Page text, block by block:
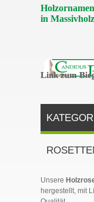
in Massivholz
Link zum
Link zum
Unsere
hergestellt, mit